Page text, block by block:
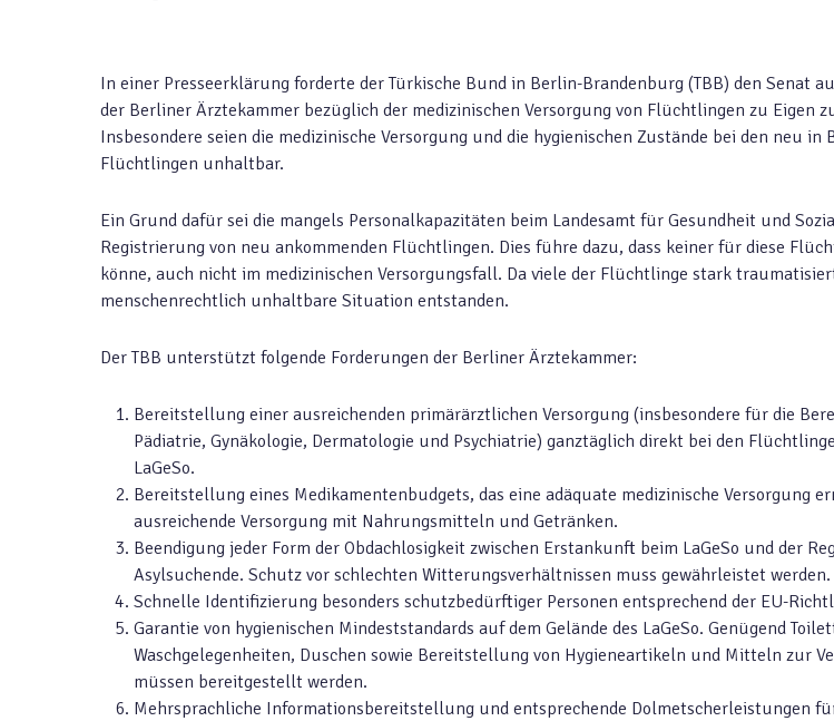
In einer Presseerklärung forderte der Türkische Bund in Berlin-Brandenburg (TBB) den Senat
der Berliner Ärztekammer bezüglich der medizinischen Versorgung von Flüchtlingen zu Eigen
Insbesondere seien die medizinische Versorgung und die hygienischen Zustände bei den neu in
Flüchtlingen unhaltbar.
Ein Grund dafür sei die mangels Personalkapazitäten beim Landesamt für Gesundheit und
Registrierung von neu ankommenden Flüchtlingen. Dies führe dazu, dass keiner für diese
könne, auch nicht im medizinischen Versorgungsfall. Da viele der Flüchtlinge stark
menschenrechtlich unhaltbare Situation entstanden.
Der TBB unterstützt folgende Forderungen der Berliner Ärztekammer:
Bereitstellung einer ausreichenden primärärztlichen Versorgung (insbesondere für die
Pädiatrie, Gynäkologie, Dermatologie und Psychiatrie) ganztäglich direkt bei den
LaGeSo.
Bereitstellung eines Medikamentenbudgets, das eine adäquate medizinische Versorgung
ausreichende Versorgung mit Nahrungsmitteln und Getränken.
Beendigung jeder Form der Obdachlosigkeit zwischen Erstankunft beim LaGeSo und der
Asylsuchende. Schutz vor schlechten Witterungsverhältnissen muss gewährleistet werden.
Schnelle Identifizierung besonders schutzbedürftiger Personen entsprechend der EU-
Garantie von hygienischen Mindeststandards auf dem Gelände des LaGeSo. Genügend
Waschgelegenheiten, Duschen sowie Bereitstellung von Hygieneartikeln und Mitteln zur
müssen bereitgestellt werden.
Mehrsprachliche Informationsbereitstellung und entsprechende Dolmetscherleistungen